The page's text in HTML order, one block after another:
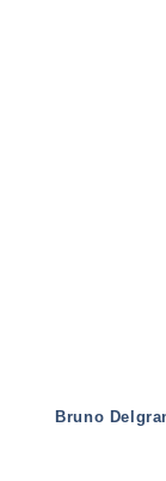
Bruno